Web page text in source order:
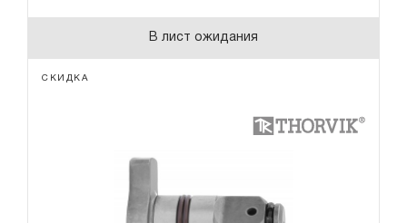
В лист ожидания
СКИДКА